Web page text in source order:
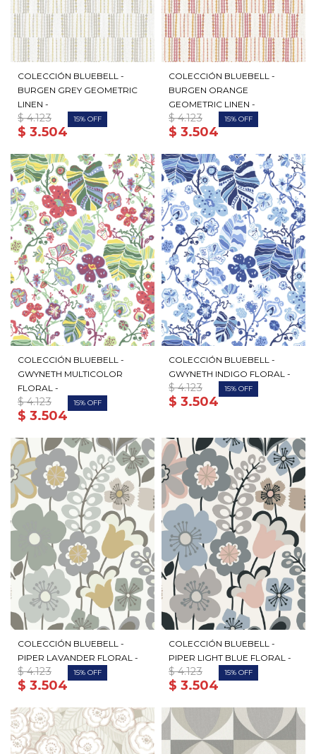
COLECCIÓN BLUEBELL -
BURGEN GREY GEOMETRIC
LINEN -
$ 3.504
$ 4.123 15
COLECCIÓN BLUEBELL -
BURGEN ORANGE
GEOMETRIC LINEN -
$ 3.504
$ 4.123 15
COLECCIÓN BLUEBELL -
GWYNETH MULTICOLOR
FLORAL -
$ 3.504
$ 4.123 15
COLECCIÓN BLUEBELL -
GWYNETH INDIGO FLORAL -
$ 3.504
$ 4.123 15
COLECCIÓN BLUEBELL -
PIPER LAVANDER FLORAL -
$ 3.504
$ 4.123 15
COLECCIÓN BLUEBELL -
PIPER LIGHT BLUE FLORAL -
$ 3.504
$ 4.123 15